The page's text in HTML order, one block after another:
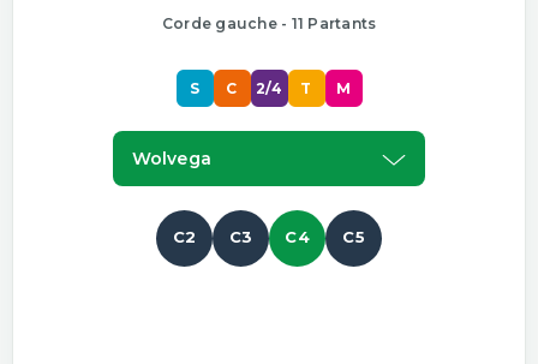
Corde gauche - 11 Partants
S C 2/4 T M
Wolvega
C2 C3 C4 C5